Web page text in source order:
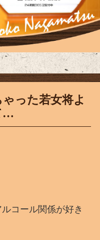
った若女将よ
…
コール関係が好き